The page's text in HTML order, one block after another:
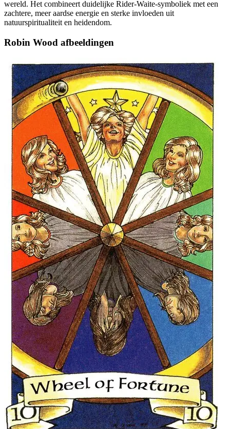
wereld. Het combineert duidelijke Rider-Waite-symboliek met een
zachtere, meer aardse energie en sterke invloeden uit
natuurspiritualiteit en heidendom.
Robin Wood afbeeldingen